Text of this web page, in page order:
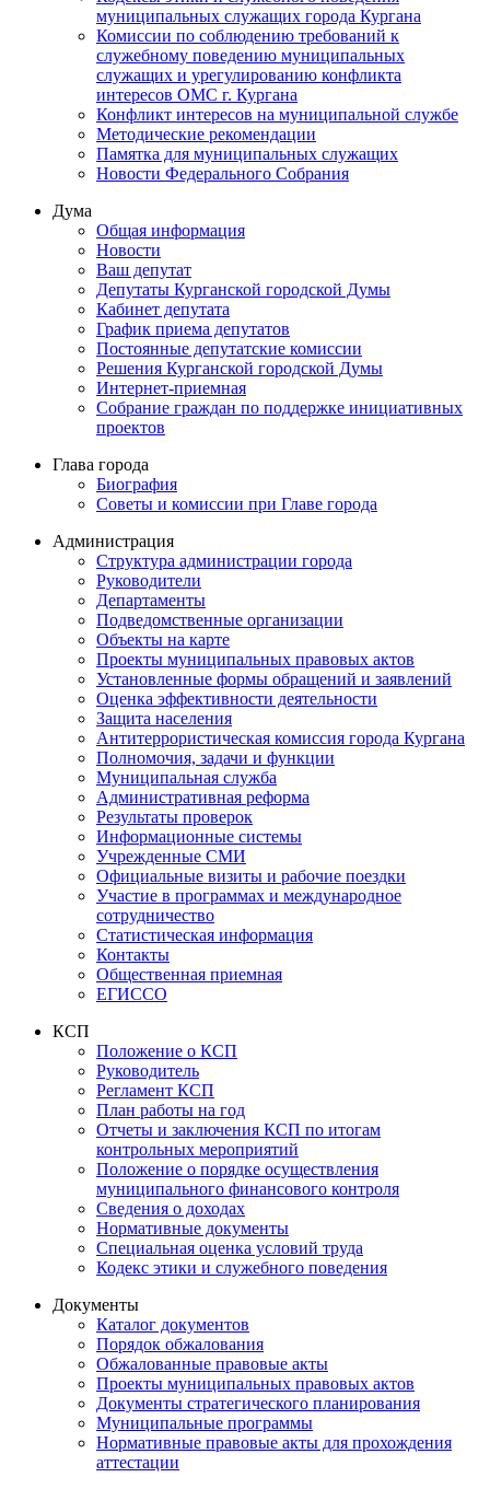
муниципальных служащих города Кургана
Комиссии по соблюдению требований к
служебному поведению муниципальных
служащих и урегулированию конфликта
интересов ОМС г. Кургана
Конфликт интересов на муниципальной службе
Методические рекомендации
Памятка для муниципальных служащих
Новости Федерального Cобрания
Дума
Общая информация
Новости
Ваш депутат
Депутаты Курганской городской Думы
Кабинет депутата
График приема депутатов
Постоянные депутатские комиссии
Решения Курганской городской Думы
Интернет-приемная
Собрание граждан по поддержке инициативных
проектов
Глава города
Биография
Советы и комиссии при Главе города
Администрация
Структура администрации города
Руководители
Департаменты
Подведомственные организации
Объекты на карте
Проекты муниципальных правовых актов
Установленные формы обращений и заявлений
Оценка эффективности деятельности
Защита населения
Антитеррористическая комиссия города Кургана
Полномочия, задачи и функции
Муниципальная служба
Административная реформа
Результаты проверок
Информационные системы
Учрежденные СМИ
Официальные визиты и рабочие поездки
Участие в программах и международное
сотрудничество
Статистическая информация
Контакты
Общественная приемная
ЕГИССО
КСП
Положение о КСП
Руководитель
Регламент КСП
План работы на год
Отчеты и заключения КСП по итогам
контрольных мероприятий
Положение о порядке осуществления
муниципального финансового контроля
Сведения о доходах
Нормативные документы
Специальная оценка условий труда
Кодекс этики и служебного поведения
Документы
Каталог документов
Порядок обжалования
Обжалованные правовые акты
Проекты муниципальных правовых актов
Документы стратегического планирования
Муниципальные программы
Нормативные правовые акты для прохождения
аттестации